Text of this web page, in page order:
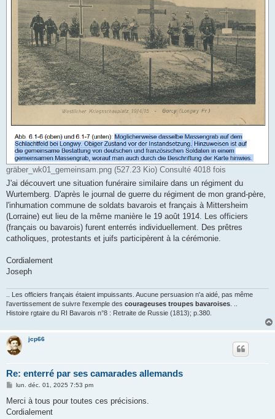
gräber_wk01_gemeinsam.png (527.23 Kio) Consulté 4018 fois
J'ai découvert une situation funéraire similaire dans un régiment du
Wurtemberg. D'après le journal de guerre du régiment de mon grand-père,
l'inhumation commune de soldats bavarois et français à Mittersheim
(Lorraine) eut lieu de la même manière le 19 août 1914. Les officiers
(français ou bavarois) furent enterrés individuellement. Des prêtres
catholiques, protestants et juifs participèrent à la cérémonie.
Cordialement
Joseph
.. Les officiers français étaient impuissants. Aucune persuasion n'a aidé, pas même
l'avertissement de suivre l'exemple des courageuses troupes bavaroises
Histoire rgtaire du RI Bavarois n°8 : Retraite de Russie (1813); p.380.
jcp66
Re: enterré par ses camarades allemands
M
s
a
lun. déc. 01, 2025 7:53 pm
Merci à tous pour toutes ces précisions.
Cordialement